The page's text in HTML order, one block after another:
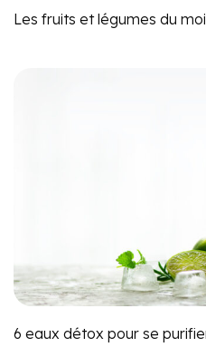
Les fruits et légumes du
6 eaux détox pour se